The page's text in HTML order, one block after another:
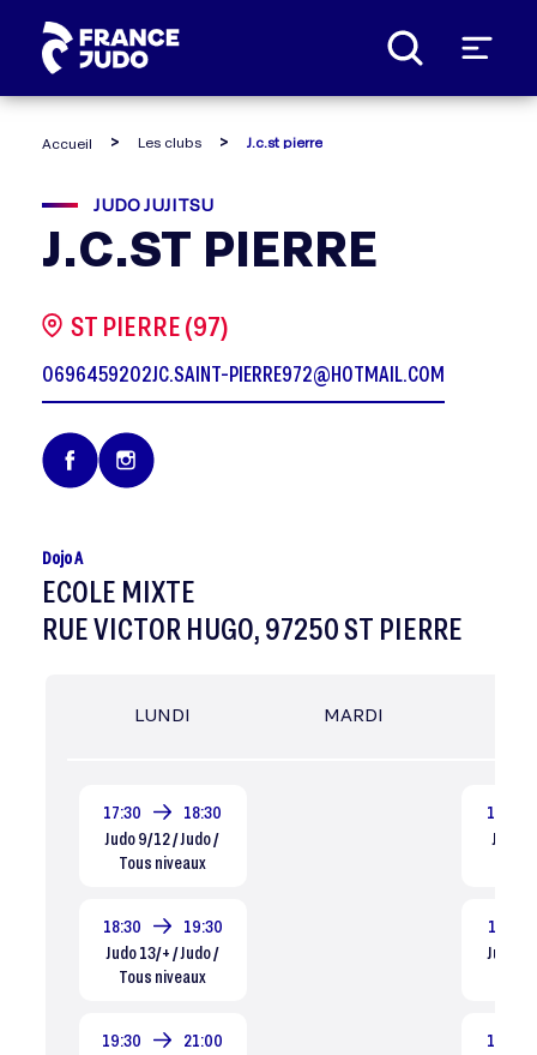
Accueil Les clubs J.c.st pierre
JUDO JUJITSU
J.C.ST PIERRE
ST PIERRE (97)
0696459202JC.SAINT-PIERRE972@HOTMAIL.COM
Dojo A
ECOLE MIXTE
RUE VICTOR HUGO, 97250 ST PIERRE
LUNDI
17:30
18:30
Judo 9/12 / Judo /
Tous niveaux
18:30
19:30
Judo 13/+ / Judo /
Tous niveaux
19:30
21:00
MARDI
16:30
Judo
17:15
Judo /
18:15